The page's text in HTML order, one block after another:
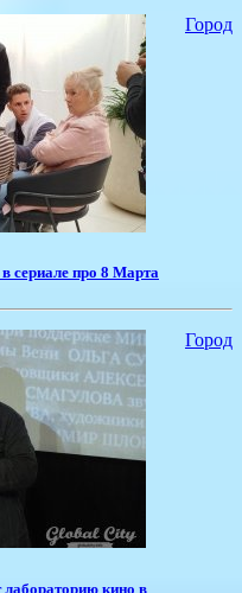
Город
сериале про 8 Марта
Город
лабораторию кино в